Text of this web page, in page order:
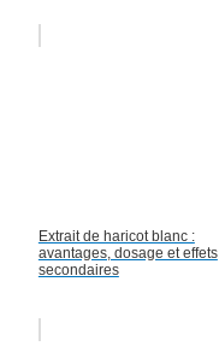
Extrait de haricot blanc :
avantages, dosage et effets
secondaires